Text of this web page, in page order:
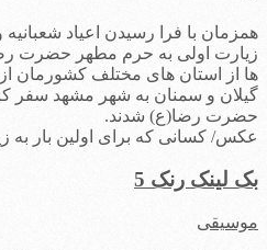
زیارت اولی به حرم مطهر حضرت
‌ها از استان های مختلف کشورمان از
گیلان و سمنان به شهر مشهد سفر
حضرت رضا(ع) شدند.
عکس/ کسانی که برای اولین بار به
بک لینک رنک 5
موسیقی